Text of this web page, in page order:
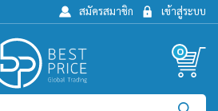
เข้าสู่ระบบ
สมัครสมาชิก
0